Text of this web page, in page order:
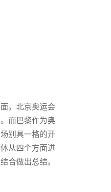
。北京奥运会
而巴黎作为奥
别具一格的开
从四个方面进
合做出总结。